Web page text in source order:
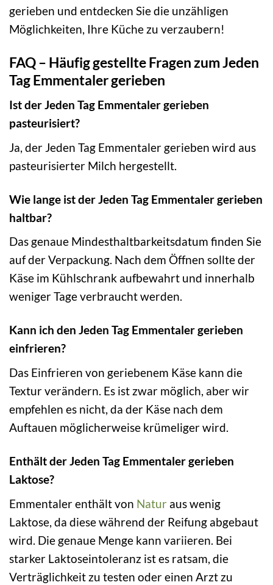
gerieben und entdecken Sie die unzähligen
Möglichkeiten, Ihre Küche zu verzaubern!
FAQ – Häufig gestellte Fragen zum Jeden
Tag Emmentaler gerieben
Ist der Jeden Tag Emmentaler gerieben
pasteurisiert?
Ja, der Jeden Tag Emmentaler gerieben wird aus
pasteurisierter Milch hergestellt.
Wie lange ist der Jeden Tag Emmentaler gerieben
haltbar?
Das genaue Mindesthaltbarkeitsdatum finden Sie
auf der Verpackung. Nach dem Öffnen sollte der
Käse im Kühlschrank aufbewahrt und innerhalb
weniger Tage verbraucht werden.
Kann ich den Jeden Tag Emmentaler gerieben
einfrieren?
Das Einfrieren von geriebenem Käse kann die
Textur verändern. Es ist zwar möglich, aber wir
empfehlen es nicht, da der Käse nach dem
Auftauen möglicherweise krümeliger wird.
Enthält der Jeden Tag Emmentaler gerieben
Laktose?
Emmentaler enthält von Natur aus wenig
Laktose, da diese während der Reifung abgebaut
wird. Die genaue Menge kann variieren. Bei
starker Laktoseintoleranz ist es ratsam, die
Verträglichkeit zu testen oder einen Arzt zu